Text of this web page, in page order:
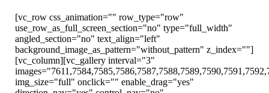
[vc_row css_animation="" row_type="row"
use_row_as_full_screen_section="no" type="full_width"
angled_section="no" text_align="left"
background_image_as_pattern="without_pattern" z_index=""]
[vc_column][vc_gallery interval="3"
img_size="full" onclick="" enable_drag="yes"